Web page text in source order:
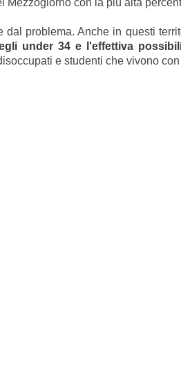
problema. Anche in questi
under 34 e l'effettiva
e studenti che vivono